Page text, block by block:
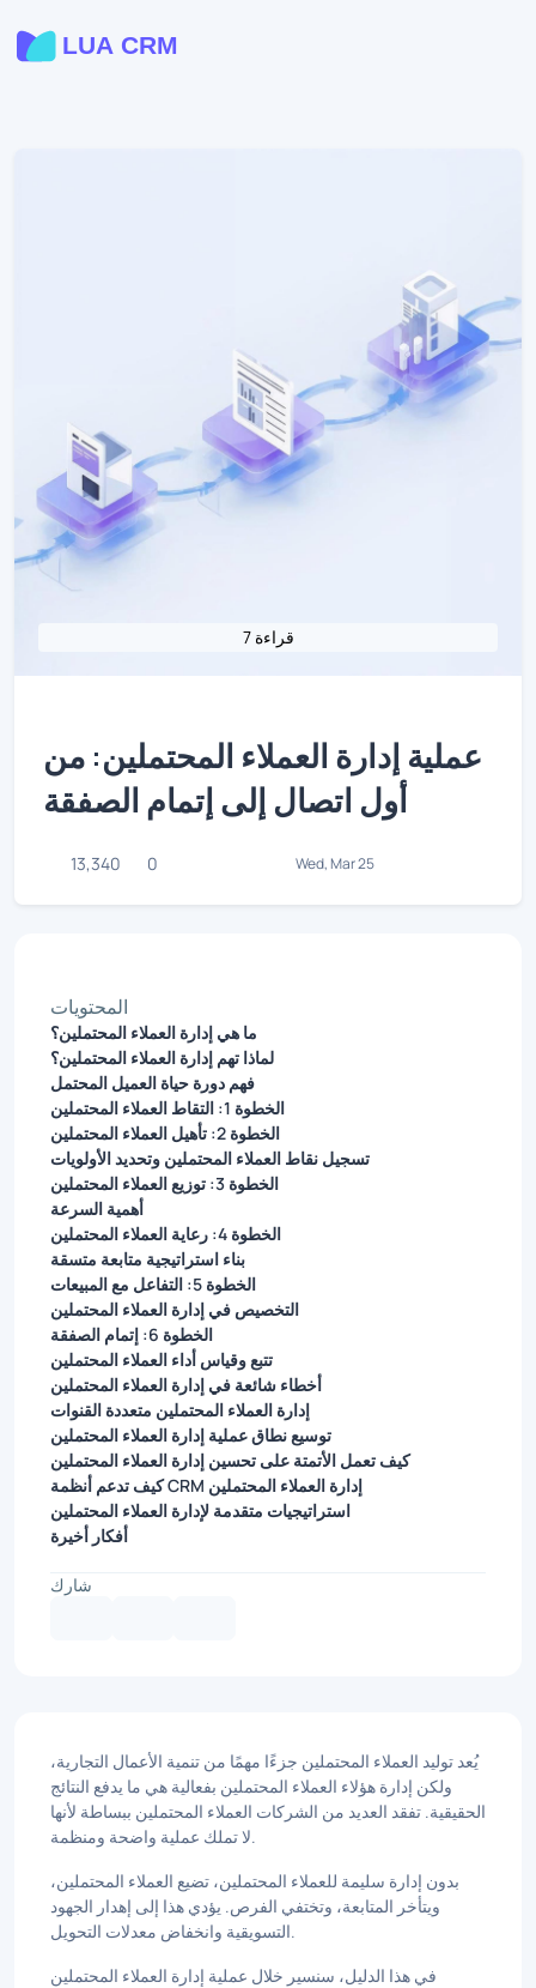
7 قراءة
عملية إدارة العملاء المحتملين: من
أول اتصال إلى إتمام الصفقة
13,340 0 Wed, Mar 25
المحتويات
ما هي إدارة العملاء المحتملين؟
لماذا تهم إدارة العملاء المحتملين؟
فهم دورة حياة العميل المحتمل
الخطوة 1: التقاط العملاء المحتملين
الخطوة 2: تأهيل العملاء المحتملين
تسجيل نقاط العملاء المحتملين وتحديد الأولويات
الخطوة 3: توزيع العملاء المحتملين
أهمية السرعة
الخطوة 4: رعاية العملاء المحتملين
بناء استراتيجية متابعة متسقة
الخطوة 5: التفاعل مع المبيعات
التخصيص في إدارة العملاء المحتملين
الخطوة 6: إتمام الصفقة
تتبع وقياس أداء العملاء المحتملين
أخطاء شائعة في إدارة العملاء المحتملين
إدارة العملاء المحتملين متعددة القنوات
توسيع نطاق عملية إدارة العملاء المحتملين
كيف تعمل الأتمتة على تحسين إدارة العملاء المحتملين
كيف تدعم أنظمة CRM إدارة العملاء المحتملين
استراتيجيات متقدمة لإدارة العملاء المحتملين
أفكار أخيرة
شارك
يُعد توليد العملاء المحتملين جزءًا مهمًا من تنمية الأعمال التجارية،
ولكن إدارة هؤلاء العملاء المحتملين بفعالية هي ما يدفع النتائج
الحقيقية. تفقد العديد من الشركات العملاء المحتملين ببساطة لأنها
لا تملك عملية واضحة ومنظمة.
بدون إدارة سليمة للعملاء المحتملين، تضيع العملاء المحتملين،
ويتأخر المتابعة، وتختفي الفرص. يؤدي هذا إلى إهدار الجهود
التسويقية وانخفاض معدلات التحويل.
في هذا الدليل، سنسير خلال عملية إدارة العملاء المحتملين